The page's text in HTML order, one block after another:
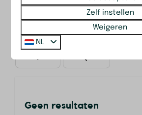
6 nachten — —
Geen resultaten
Zelf instellen
Weigeren
NL